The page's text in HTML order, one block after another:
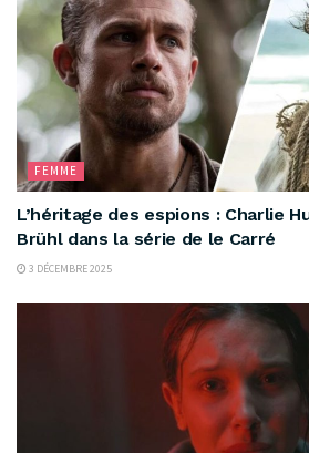
FEMME
L’héritage des espions : Charlie
Brühl dans la série de le Carré
3 DÉCEMBRE 2025